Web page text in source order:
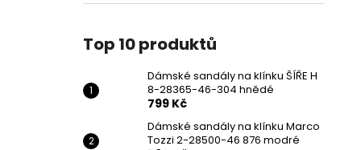
Top 10 produktů
Dámské sandály na klínku ŠÍŘE H
8-28365-46-304 hnědé
799 Kč
Dámské sandály na klínku Marco
Tozzi 2-28500-46 876 modré